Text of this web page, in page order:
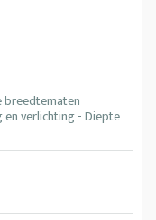
breedtematen
verlichting - Diepte